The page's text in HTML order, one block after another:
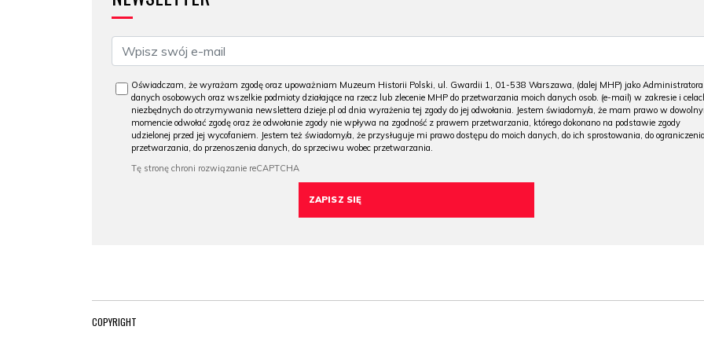
Oświadczam, że wyrażam zgodę oraz upoważniam Muzeum Historii Polski, ul. Gwardii 1, 01-538 Warszawa, (dalej MHP) jako Administratora
danych osobowych oraz wszelkie podmioty działające na rzecz lub zlecenie MHP do przetwarzania moich danych osob. (e-mail) w zakresie i
niezbędnych do otrzymywania newslettera dzieje.pl od dnia wyrażenia tej zgody do jej odwołania. Jestem świadomy/a, że mam prawo w
momencie odwołać zgodę oraz że odwołanie zgody nie wpływa na zgodność z prawem przetwarzania, którego dokonano na podstawie zgody
udzielonej przed jej wycofaniem. Jestem też świadomy/a, że przysługuje mi prawo dostępu do moich danych, do ich sprostowania, do ograniczenia
przetwarzania, do przenoszenia danych, do sprzeciwu wobec przetwarzania.
COPYRIGHT